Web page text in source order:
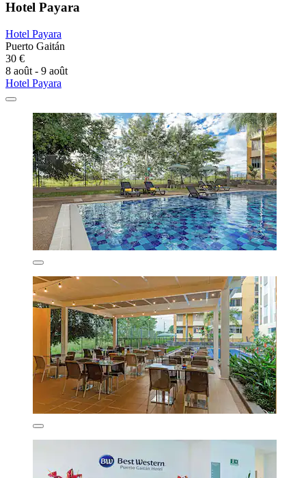
Hotel Payara
Hotel Payara
Puerto Gaitán
30 €
8 août - 9 août
Hotel Payara